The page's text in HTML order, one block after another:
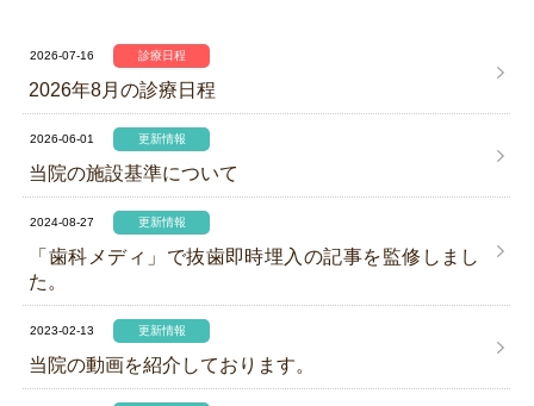
2026-07-16 診療日程
2026年8月の診療日程
2026-06-01 更新情報
当院の施設基準について
2024-08-27 更新情報
「歯科メディ」で抜歯即時埋入の記事を監修しまし
た。
2023-02-13 更新情報
当院の動画を紹介しております。